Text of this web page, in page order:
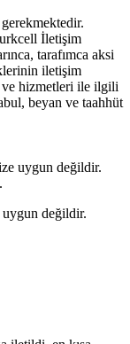
İletişim
tarafımca aksi
iletişim
hizmetleri ile ilgili
beyan ve taahhüt
uygun değildir.
uygun değildir.